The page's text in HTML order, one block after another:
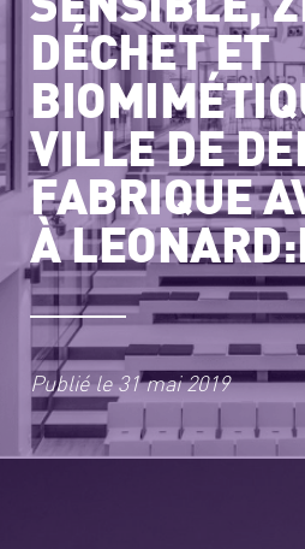
DÉCHET ET
VILLE DE
FABRIQUE
À
Publié le31 mai 2019